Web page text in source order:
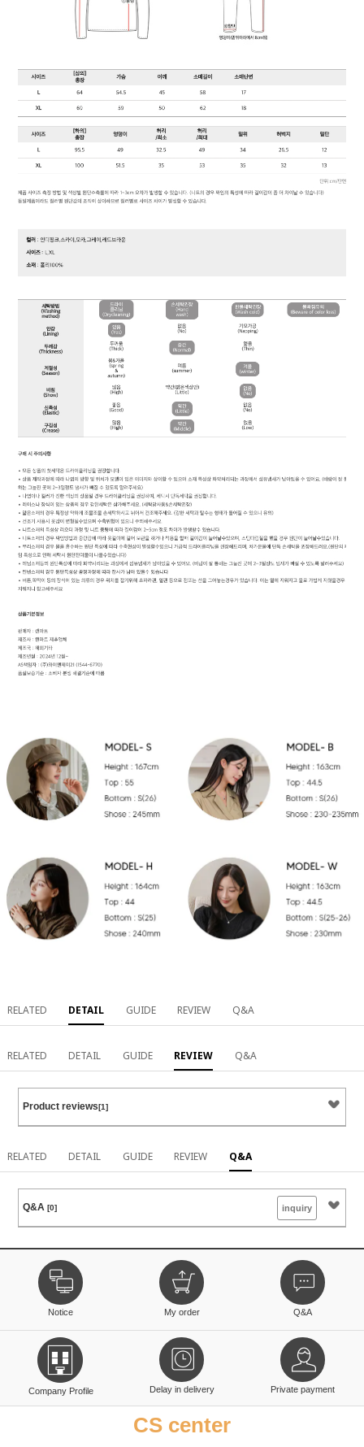
RELATED DETAIL GUIDE REVIEW Q&A
RELATED DETAIL GUIDE REVIEW Q&A
Product reviews[1]
RELATED DETAIL GUIDE REVIEW Q&A
Q&A [0] inquiry
Notice My order Q&A
Company Profile Delay in delivery Private payment
CS center